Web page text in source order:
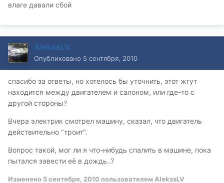
влаге давали сбой
AlekssLV
Опубликовано 5 сентября, 2010
спасибо за ответы, но хотелось бы уточнить, этот жгут
находится между двигателем и салоном, или где-то с
другой стороны?
Вчера электрик смотрел машину, сказал, что двигатель
действительно "троит".
Вопрос такой, мог ли я что-нибудь спалить в машине, пока
пытался завести её в дождь..?
Изменено 5 сентября, 2010 пользователем AlekssLV